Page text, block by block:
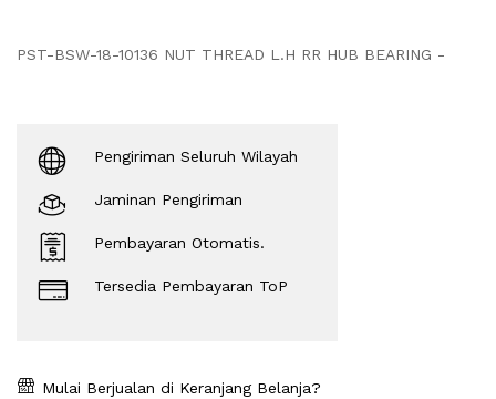
PST-BSW-18-10136 NUT THREAD L.H RR HUB BEARING -
Pengiriman Seluruh Wilayah
Jaminan Pengiriman
Pembayaran Otomatis.
Tersedia Pembayaran ToP
Mulai Berjualan di Keranjang Belanja?